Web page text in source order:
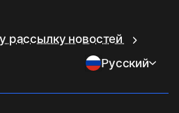
рассылку новостей
Pусский